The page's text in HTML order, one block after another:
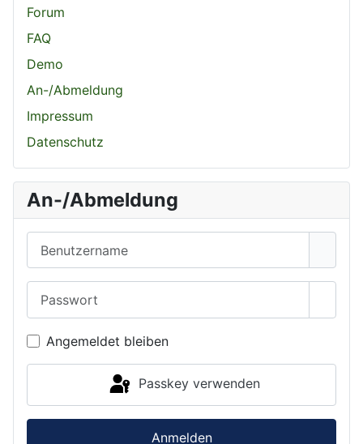
Forum
FAQ
Demo
An-/Abmeldung
Impressum
Datenschutz
An-/Abmeldung
Angemeldet bleiben
Passkey verwenden
Anmelden